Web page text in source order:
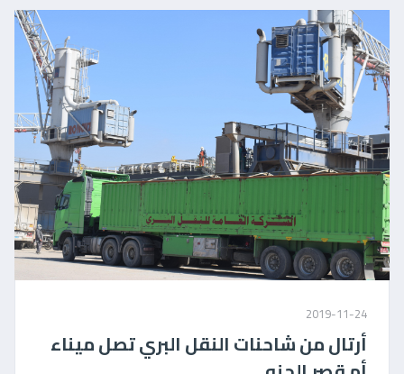
2019-11-24
أرتال من شاحنات النقل البري تصل ميناء